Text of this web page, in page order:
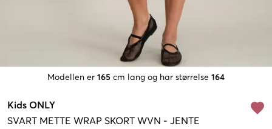
Modellen er 165 cm lang og har størrelse 164
Kids ONLY
SVART METTE WRAP SKORT WVN - JENTE